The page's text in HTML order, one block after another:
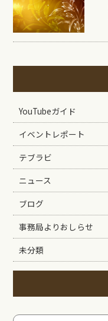
YouTubeガイド
イベントレポート
テブラビ
ニュース
ブログ
事務局よりおしらせ
未分類